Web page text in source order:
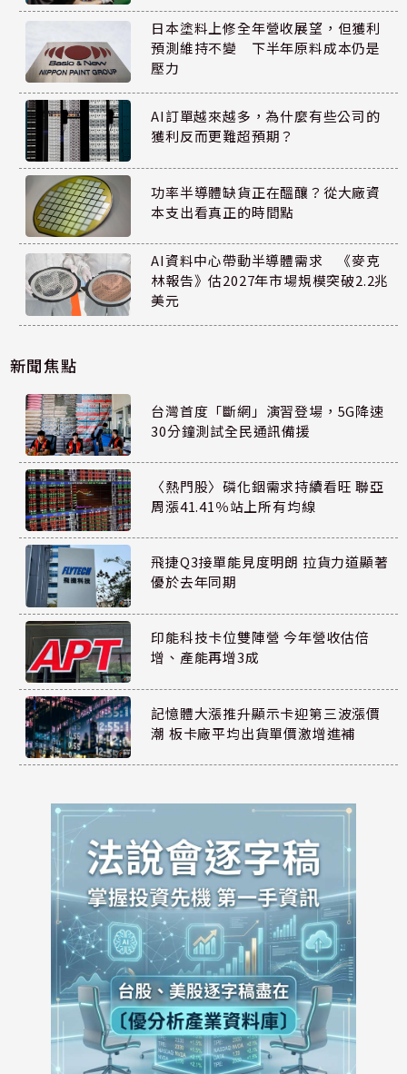
日本塗料上修全年營收展望，但獲利
預測維持不變 下半年原料成本仍是
壓力
AI訂單越來越多，為什麼有些公司的
獲利反而更難超預期？
功率半導體缺貨正在醞釀？從大廠資
本支出看真正的時間點
AI資料中心帶動半導體需求 《麥克
林報告》估2027年市場規模突破2.2兆
美元
新聞焦點
台灣首度「斷網」演習登場，5G降速
30分鐘測試全民通訊備援
〈熱門股〉磷化銦需求持續看旺 聯亞
周漲41.41％站上所有均線
飛捷Q3接單能見度明朗 拉貨力道顯著
優於去年同期
印能科技卡位雙陣營 今年營收估倍
增、產能再增3成
記憶體大漲推升顯示卡迎第三波漲價
潮 板卡廠平均出貨單價激增進補